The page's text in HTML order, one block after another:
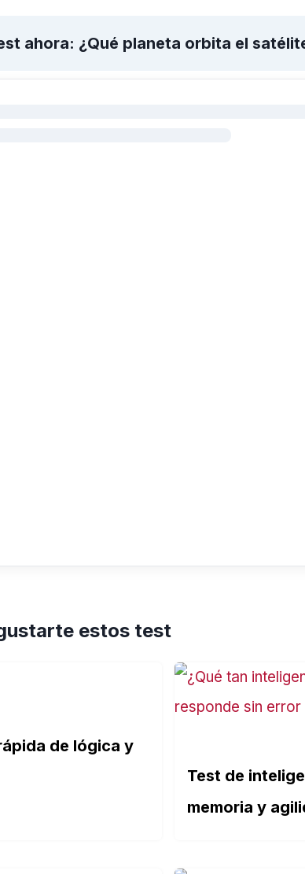
ahora: ¿Qué planeta orbita el
estos test
de lógica y
Test de
memoria y